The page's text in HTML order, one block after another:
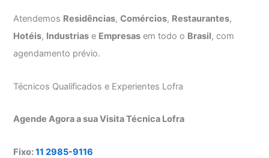
Atendemos Residências,Comércios, Restaurantes,
Hotéis, Industrias e Empresas em todo o Brasil, com
agendamento prévio.
Técnicos Qualificados e Experientes Lofra
Agende Agora a sua Visita Técnica Lofra
Fixo:11 2985-9116